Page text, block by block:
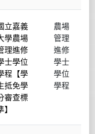
立嘉義
學農場
理進修
士學位
程【學
抵免學
審查標
農場
管理
進修
學士
學位
學程